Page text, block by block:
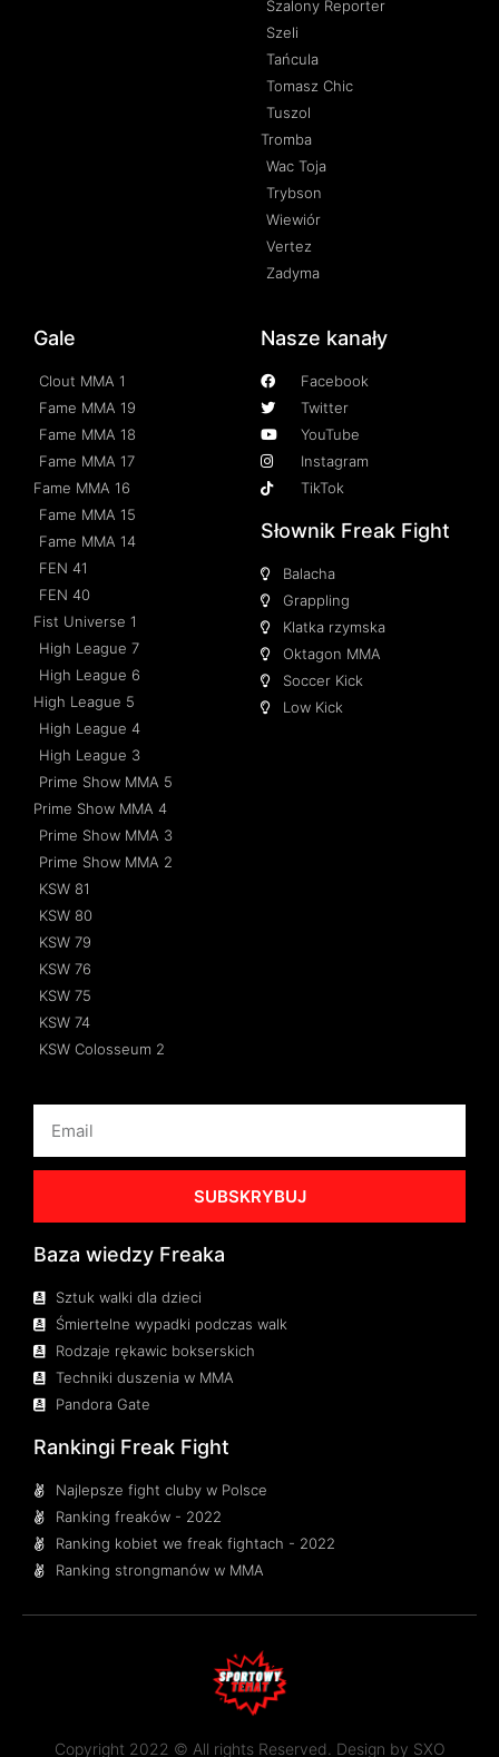
Szalony Reporter
Szeli
Tańcula
Tomasz Chic
Tuszol
Tromba
Wac Toja
Trybson
Wiewiór
Vertez
Zadyma
Gale
Clout MMA 1
Fame MMA 19
Fame MMA 18
Fame MMA 17
Fame MMA 16
Fame MMA 15
Fame MMA 14
FEN 41
FEN 40
Fist Universe 1
High League 7
High League 6
High League 5
High League 4
High League 3
Prime Show MMA 5
Prime Show MMA 4
Prime Show MMA 3
Prime Show MMA 2
KSW 81
KSW 80
KSW 79
KSW 76
KSW 75
KSW 74
KSW Colosseum 2
Nasze kanały
Facebook
Twitter
YouTube
Instagram
TikTok
Słownik Freak Fight
Balacha
Grappling
Klatka rzymska
Oktagon MMA
Soccer Kick
Low Kick
SUBSKRYBUJ
Baza wiedzy Freaka
Sztuk walki dla dzieci
Śmiertelne wypadki podczas walk
Rodzaje rękawic bokserskich
Techniki duszenia w MMA
Pandora Gate
Rankingi Freak Fight
Najlepsze fight cluby w Polsce
Ranking freaków - 2022
Ranking kobiet we freak fightach - 2022
Ranking strongmanów w MMA
Copyright 2022 © All rights Reserved. Design by SXO